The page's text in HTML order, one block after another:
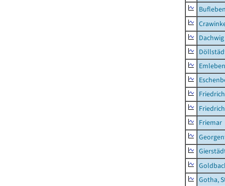
Dachwig
Emleben
Friemar
Gotha,